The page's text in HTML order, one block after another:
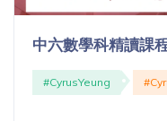
中六數學科精讀課
#CyrusYeung